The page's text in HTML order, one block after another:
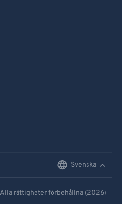
Svenska
Alla rättigheter förbehållna (2026)